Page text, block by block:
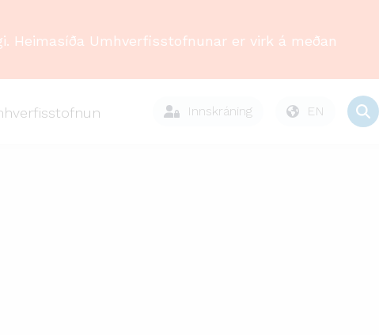
Innskráning EN
Heimasíða Umhverfisstofnunar er virk á meðan